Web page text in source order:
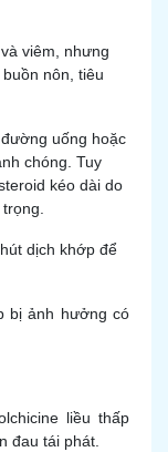
viêm, nhưng
nôn, tiêu
uống hoặc
chóng. Tuy
kéo dài do
dịch khớp để
bị ảnh hưởng có
liều thấp
đau tái phát.